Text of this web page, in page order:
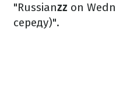
"Russianzz on
середу)".